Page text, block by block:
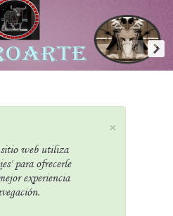
×
web utiliza
para ofrecerle
experiencia